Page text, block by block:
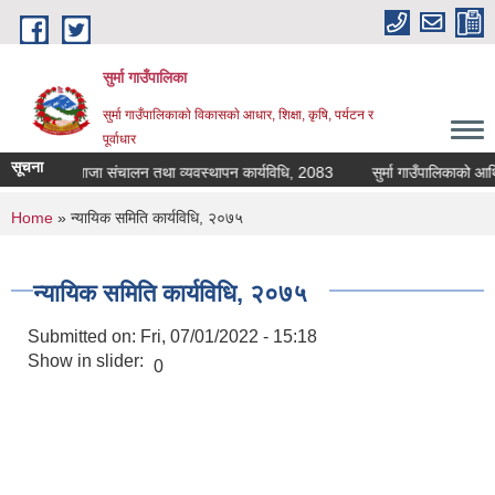
Skip to main content
सुर्मा गाउँपालिका
सुर्मा गाउँपालिकाकाे विकासकाे आधार, शिक्षा, कृषि, पर्यटन र
पूर्वाधार
सूचनादिवा खाजा संचालन तथा व्यवस्थापन कार्यविधि, 2083
You are here
Home » न्यायिक समिति कार्यविधि, २०७५
न्यायिक समिति कार्यविधि, २०७५
Submitted on: Fri, 07/01/2022 - 15:18
Show in slider: 0